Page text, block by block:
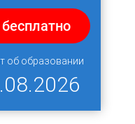
об образовании